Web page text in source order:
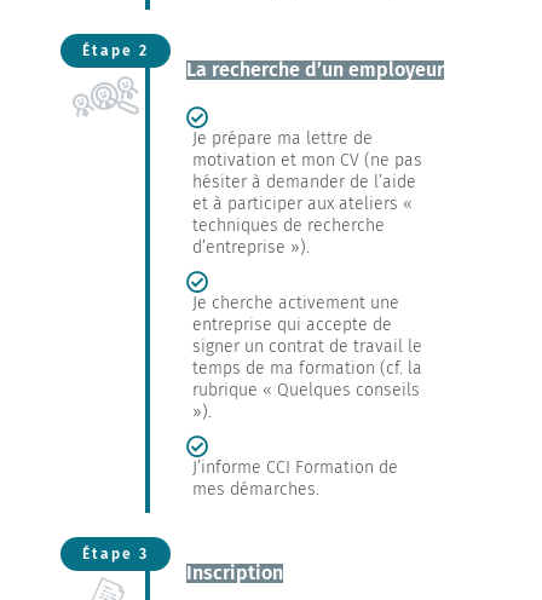
Étape 2
La recherche d’un employeur
Je prépare ma lettre de
motivation et mon CV (ne pas
hésiter à demander de l’aide
et à participer aux ateliers «
techniques de recherche
d’entreprise »).
Je cherche activement une
entreprise qui accepte de
signer un contrat de travail le
temps de ma formation (cf. la
rubrique « Quelques conseils
»).
J’informe CCI Formation de
mes démarches.
Étape 3
Inscription